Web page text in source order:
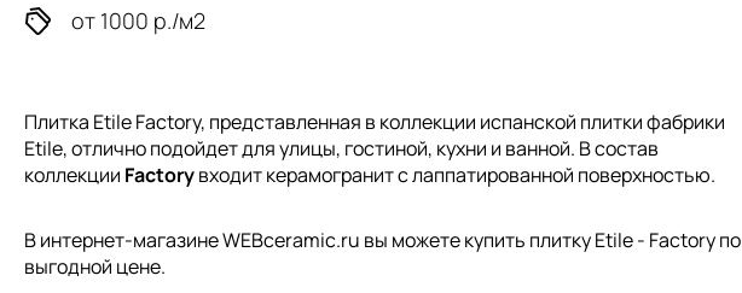
от 1000 р./м2
Плитка Etile Factory, представленная в коллекции испанской плиткифабрики
Etile, отлично подойдет для улицы, гостиной, кухни и ванной. В состав
коллекции Factoryвходит керамогранит с лаппатированной поверхностью.
В интернет-магазине WEBceramic.ru вы можете купить плитку Etile - Factory по
выгодной цене.